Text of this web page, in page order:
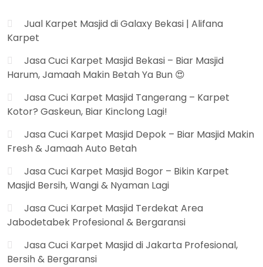
Jual Karpet Masjid di Galaxy Bekasi | Alifana
Karpet
Jasa Cuci Karpet Masjid Bekasi – Biar Masjid
Harum, Jamaah Makin Betah Ya Bun 😍
Jasa Cuci Karpet Masjid Tangerang – Karpet
Kotor? Gaskeun, Biar Kinclong Lagi!
Jasa Cuci Karpet Masjid Depok – Biar Masjid Makin
Fresh & Jamaah Auto Betah
Jasa Cuci Karpet Masjid Bogor – Bikin Karpet
Masjid Bersih, Wangi & Nyaman Lagi
Jasa Cuci Karpet Masjid Terdekat Area
Jabodetabek Profesional & Bergaransi
Jasa Cuci Karpet Masjid di Jakarta Profesional,
Bersih & Bergaransi